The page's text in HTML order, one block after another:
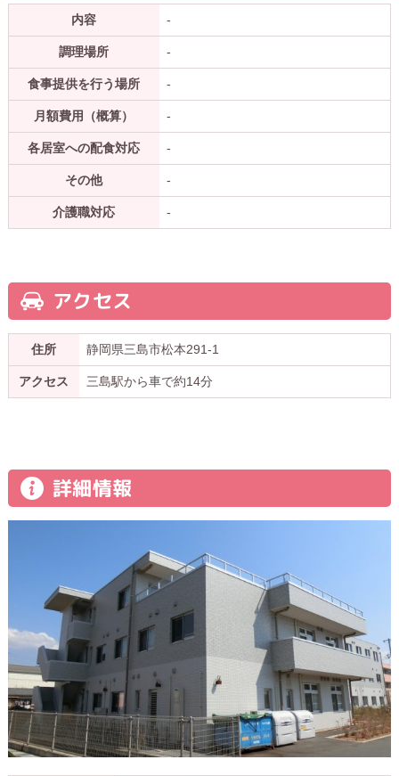
内容 -
調理場所 -
食事提供を行う場所 -
月額費用（概算） -
各居室への配食対応 -
その他 -
介護職対応 -
アクセス
住所 静岡県三島市松本291-1
アクセス 三島駅から車で約14分
詳細情報